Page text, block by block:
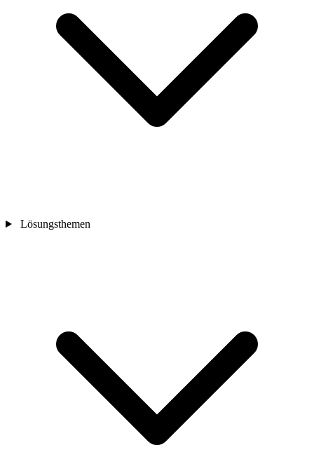
Lösungsthemen